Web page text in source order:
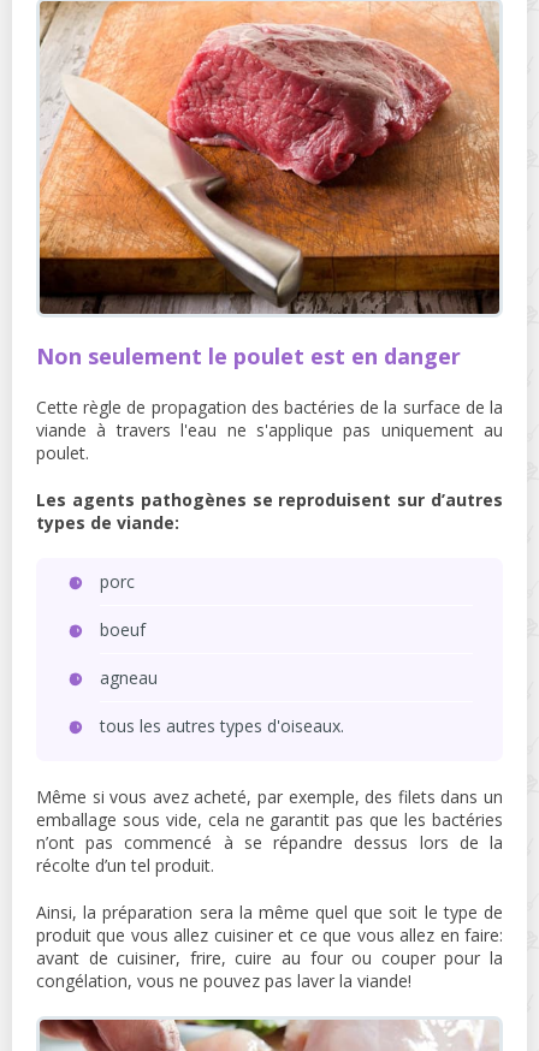
Non seulement le poulet est en danger
Cette règle de propagation des bactéries de la surface de la
viande à travers l'eau ne s'applique pas uniquement au
poulet.
Les agents pathogènes se reproduisent sur d’autres
types de viande:
porc
boeuf
agneau
tous les autres types d'oiseaux.
Même si vous avez acheté, par exemple, des filets dans un
emballage sous vide, cela ne garantit pas que les bactéries
n’ont pas commencé à se répandre dessus lors de la
récolte d’un tel produit.
Ainsi, la préparation sera la même quel que soit le type de
produit que vous allez cuisiner et ce que vous allez en faire:
avant de cuisiner, frire, cuire au four ou couper pour la
congélation, vous ne pouvez pas laver la viande!